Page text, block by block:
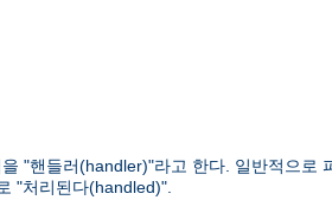
"핸들러(handler)"라고 한다. 일반적으
"처리된다(handled)".